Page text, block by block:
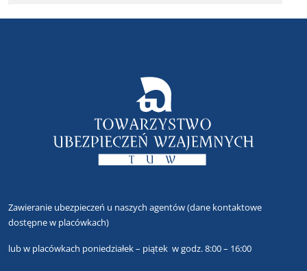
Zawieranie ubezpieczeń u naszych agentów(dane kontaktowe
dostępne w placówkach)
lubw placówkach poniedziałek – piątek w godz. 8:00 – 16:00